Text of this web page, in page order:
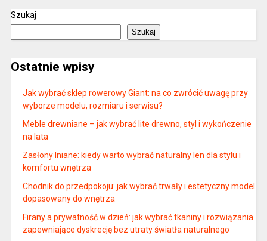
Szukaj
Szukaj
Ostatnie wpisy
Jak wybrać sklep rowerowy Giant: na co zwrócić uwagę przy
wyborze modelu, rozmiaru i serwisu?
Meble drewniane – jak wybrać lite drewno, styl i wykończenie
na lata
Zasłony lniane: kiedy warto wybrać naturalny len dla stylu i
komfortu wnętrza
Chodnik do przedpokoju: jak wybrać trwały i estetyczny model
dopasowany do wnętrza
Firany a prywatność w dzień: jak wybrać tkaniny i rozwiązania
zapewniające dyskrecję bez utraty światła naturalnego